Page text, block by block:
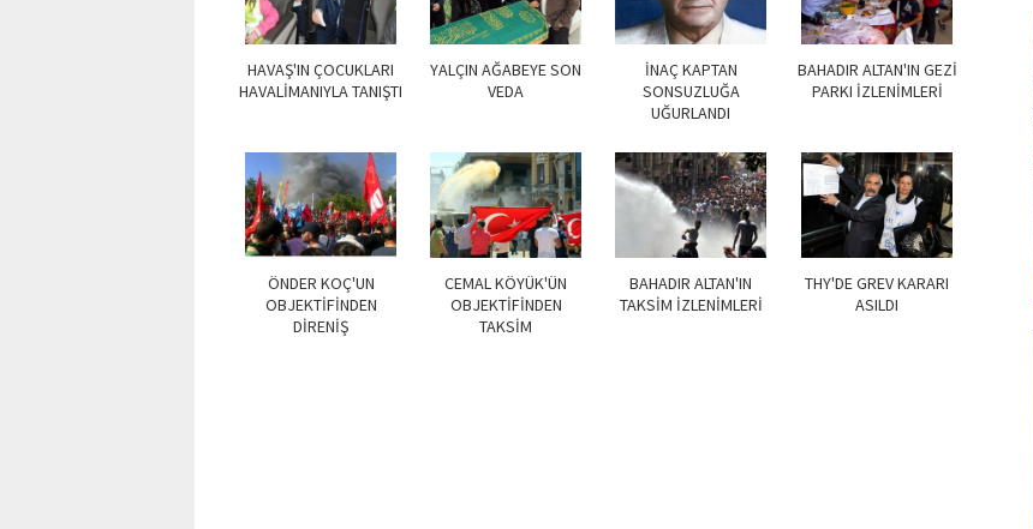
HAVAŞ'IN ÇOCUKLARI
HAVALİMANIYLA TANIŞTI
YALÇIN AĞABEYE SON
VEDA
İNAÇ KAPTAN
SONSUZLUĞA
UĞURLANDI
BAHADIR ALTAN'IN GEZİ
PARKI İZLENİMLERİ
ÖNDER KOÇ'UN
OBJEKTİFİNDEN
DİRENİŞ
CEMAL KÖYÜK'ÜN
OBJEKTİFİNDEN
TAKSİM
BAHADIR ALTAN'IN
TAKSİM İZLENİMLERİ
THY'DE GREV KARARI
ASILDI